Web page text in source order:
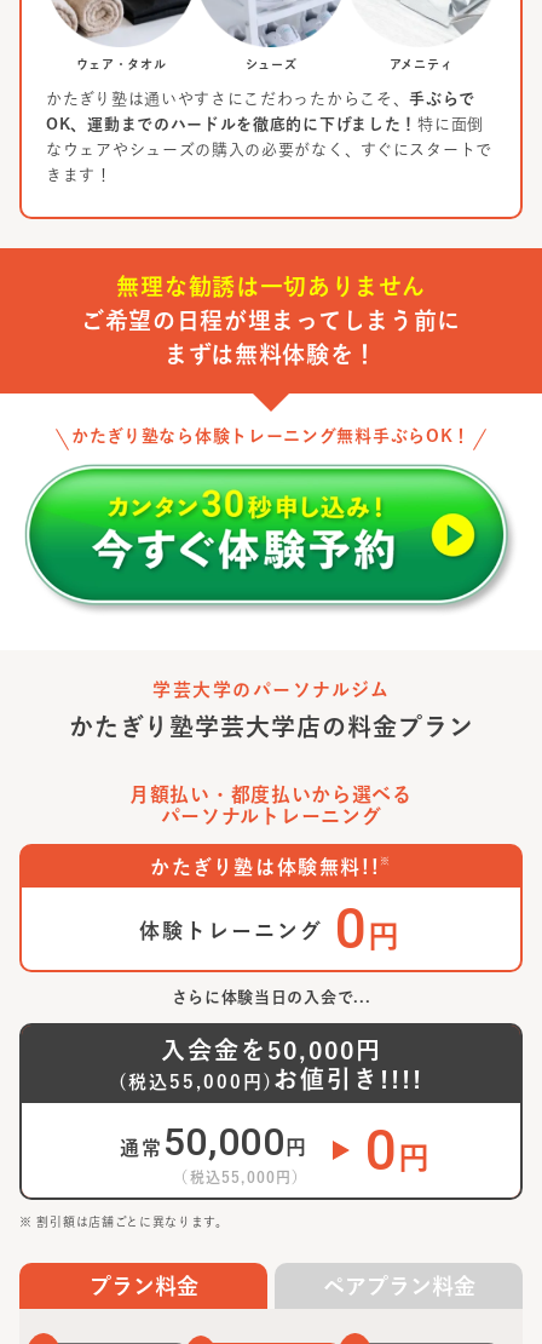
ウェア・タオル シューズ アメニティ
かたぎり塾は通いやすさにこだわったからこそ、手ぶらで
OK、運動までのハードルを徹底的に下げました！特に面倒
なウェアやシューズの購入の必要がなく、すぐにスタートで
きます！
無理な勧誘は一切ありません
ご希望の日程が埋まってしまう前に
まずは無料体験を！
かたぎり塾なら体験トレーニング無料手ぶらOK！
学芸大学のパーソナルジム
かたぎり塾学芸大学店 の料金プラン
月額払い・都度払いから選べる
パーソナルトレーニング
かたぎり塾は体験無料!! ※
体験トレーニング 0 円
さらに体験当日の入会で...
入会金を 50,000 円
(税込 55,000 円) お値引き!!!!
通常 50,000 円
（税込55,000 円） 0 円
※ 割引額は店舗ごとに異なります。
プラン料金 ペアプラン料金